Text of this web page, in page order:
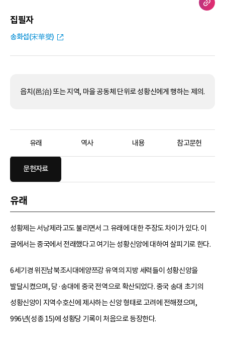
집필자
송화섭(宋華燮)
읍치(邑治) 또는 지역, 마을 공동체 단위로 성황신에게 행하는 제의.
유래 역사 내용 참고문헌
문헌자료
유래
성황제는 서낭제라고도 불리면서 그 유래에 대한 주장도 차이가 있다. 이
글에서는 중국에서 전래했다고 여기는 성황신앙에 대하여 살피기로 한다.
6세기경 위진남북조시대에양쯔강 유역의 지방 세력들이 성황신앙을
발달시켰으며, 당·송대에 중국 전역으로 확산되었다. 중국 송대 초기의
성황신앙이 지역수호신에 제사하는 신앙 형태로 고려에 전해졌으며,
996년(성종 15)에 성황당 기록이 처음으로 등장한다.